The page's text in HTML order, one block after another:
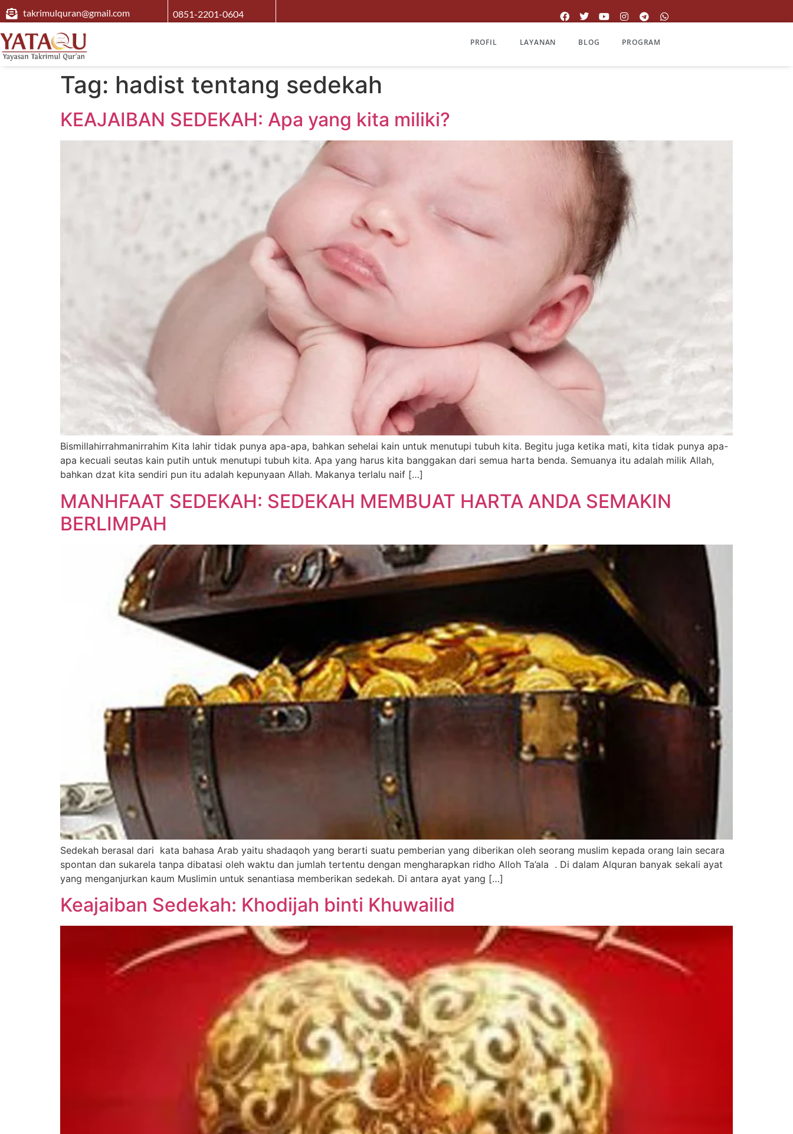
takrimulquran@gmail.com 0851-2201-0604
PROFIL LAYANAN BLOG PROGRAM
Tag: hadist tentang sedekah
KEAJAIBAN SEDEKAH: Apa yang kita miliki?
Bismillahirrahmanirrahim Kita lahir tidak punya apa-apa, bahkan sehelai kain untuk menutupi tubuh kita. Begitu juga ketika mati, kita tidak punya apa-
apa kecuali seutas kain putih untuk menutupi tubuh kita. Apa yang harus kita banggakan dari semua harta benda. Semuanya itu adalah milik Allah,
bahkan dzat kita sendiri pun itu adalah kepunyaan Allah. Makanya terlalu naif […]
MANHFAAT SEDEKAH: SEDEKAH MEMBUAT HARTA ANDA SEMAKIN
BERLIMPAH
Sedekah berasal dari kata bahasa Arab yaitu shadaqoh yang berarti suatu pemberian yang diberikan oleh seorang muslim kepada orang lain secara
spontan dan sukarela tanpa dibatasi oleh waktu dan jumlah tertentu dengan mengharapkan ridho Alloh Ta’ala . Di dalam Alquran banyak sekali ayat
yang menganjurkan kaum Muslimin untuk senantiasa memberikan sedekah. Di antara ayat yang […]
Keajaiban Sedekah: Khodijah binti Khuwailid